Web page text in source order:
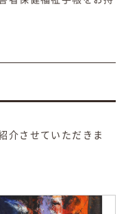
介させていただきま